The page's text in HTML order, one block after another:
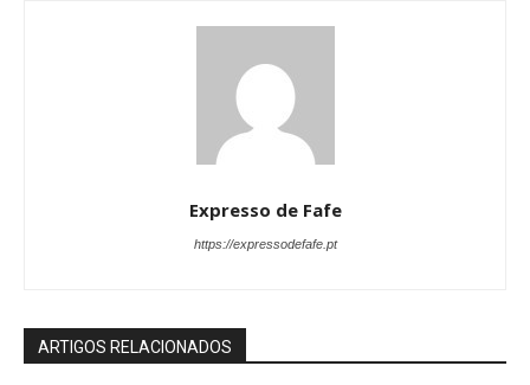
Expresso de Fafe
https://expressodefafe.pt
ARTIGOS RELACIONADOS